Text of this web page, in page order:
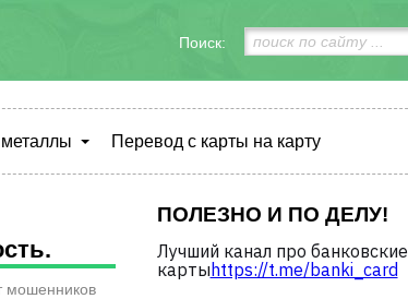
Поиск:
металлы Перевод с карты на карту
мошенников
ПОЛЕЗНО И ПО ДЕЛУ!
Лучший канал про банковские
карты https://t.me/banki_card